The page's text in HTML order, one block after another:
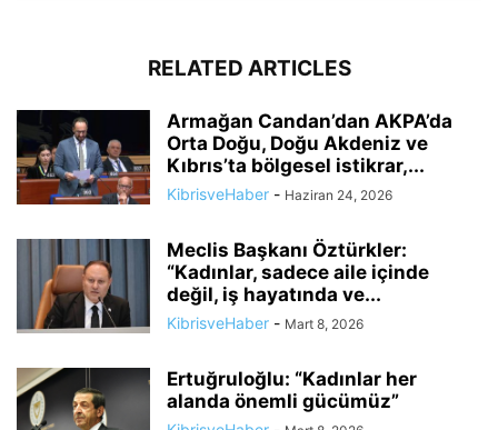
RELATED ARTICLES
Armağan Candan’dan AKPA’da
Orta Doğu, Doğu Akdeniz ve
Kıbrıs’ta bölgesel istikrar,...
KibrisveHaber - Haziran 24, 2026
Meclis Başkanı Öztürkler:
“Kadınlar, sadece aile içinde
değil, iş hayatında ve...
KibrisveHaber - Mart 8, 2026
Ertuğruloğlu: “Kadınlar her
alanda önemli gücümüz”